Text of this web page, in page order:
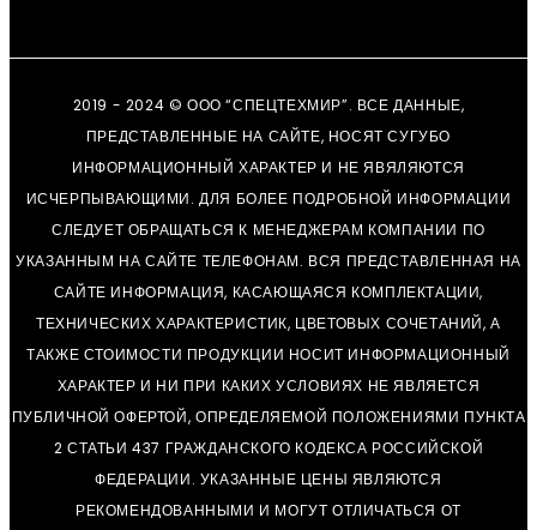
2019 - 2024 © ООО “СПЕЦТЕХМИР”. ВСЕ ДАННЫЕ,
ПРЕДСТАВЛЕННЫЕ НА САЙТЕ, НОСЯТ СУГУБО
ИНФОРМАЦИОННЫЙ ХАРАКТЕР И НЕ ЯВЯЛЯЮТСЯ
ИСЧЕРПЫВАЮЩИМИ. ДЛЯ БОЛЕЕ ПОДРОБНОЙ ИНФОРМАЦИИ
СЛЕДУЕТ ОБРАЩАТЬСЯ К МЕНЕДЖЕРАМ КОМПАНИИ ПО
УКАЗАННЫМ НА САЙТЕ ТЕЛЕФОНАМ. ВСЯ ПРЕДСТАВЛЕННАЯ НА
САЙТЕ ИНФОРМАЦИЯ, КАСАЮЩАЯСЯ КОМПЛЕКТАЦИИ,
ТЕХНИЧЕСКИХ ХАРАКТЕРИСТИК, ЦВЕТОВЫХ СОЧЕТАНИЙ, А
ТАКЖЕ СТОИМОСТИ ПРОДУКЦИИ НОСИТ ИНФОРМАЦИОННЫЙ
ХАРАКТЕР И НИ ПРИ КАКИХ УСЛОВИЯХ НЕ ЯВЛЯЕТСЯ
ПУБЛИЧНОЙ ОФЕРТОЙ, ОПРЕДЕЛЯЕМОЙ ПОЛОЖЕНИЯМИ ПУНКТА
2 СТАТЬИ 437 ГРАЖДАНСКОГО КОДЕКСА РОССИЙСКОЙ
ФЕДЕРАЦИИ. УКАЗАННЫЕ ЦЕНЫ ЯВЛЯЮТСЯ
РЕКОМЕНДОВАННЫМИ И МОГУТ ОТЛИЧАТЬСЯ ОТ